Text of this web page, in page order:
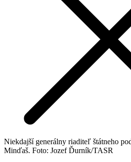
Niekdajší generálny riaditeľ štátneho
Minďaš. Foto: Jozef Ďurník/TASR